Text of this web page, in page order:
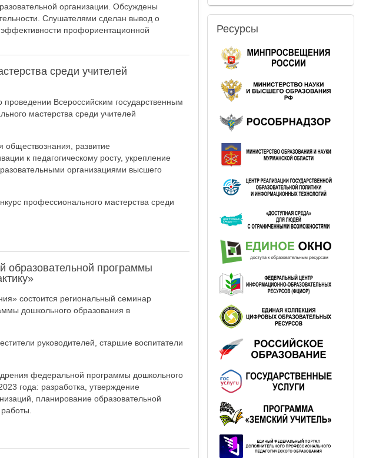
организации. Обсуждены
Слушателями сделан вывод о
профориентационной
среди учителей
Всероссийским государственным
мастерства среди учителей
обществознания, развитие
к педагогическому росту, укрепление
организациями высшего
профессионального мастерства среди
образовательной программы
состоится региональный семинар
дошкольного образования в
руководителей, старшие воспитатели
федеральной программы дошкольного
года: разработка, утверждение
планирование образовательной
Ресурсы